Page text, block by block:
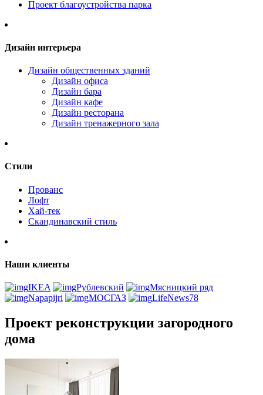
Проект благоустройства парка
Дизайн интерьера
Дизайн общественных зданий
Дизайн офиса
Дизайн бара
Дизайн кафе
Дизайн ресторана
Дизайн тренажерного зала
Стили
Прованс
Лофт
Хай-тек
Скандинавский стиль
Наши клиенты
IKEA Рублевский
Мясницкий ряд
Napapijri
МОСГАЗ LifeNews78
Проект реконструкции загородного
дома